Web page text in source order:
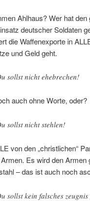
Ahlhaus? Wer hat
deutscher Soldaten
die Waffenexporte in
und Geld geht.
sollst nicht ehebrechen!
auch ohne Worte, oder?
sollst nicht stehlen!
von den „christlichen“
Es wird den
– das ist auch noch
sollst kein falsches